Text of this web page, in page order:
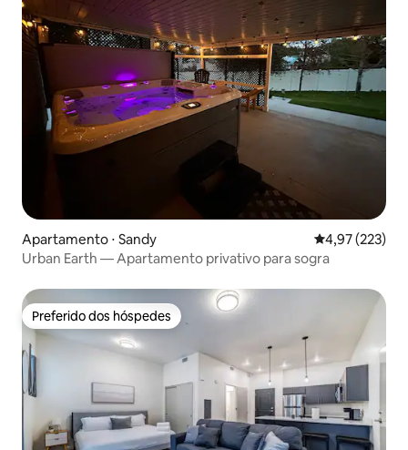
Apartamento ⋅ Sandy 4,97 de uma
4,97 (223)
Urban Earth — Apartamento privativo para sogra
Preferido dos hóspedes
Preferido dos hóspedes